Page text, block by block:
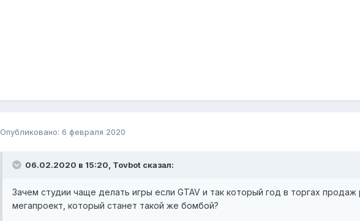
Опубликовано: 6 февраля 2020
06.02.2020 в 15:20, Tovbot сказал:
Зачем студии чаще делать игры если GTAV и так который год в торгах
мегапроект, который станет такой же бомбой?